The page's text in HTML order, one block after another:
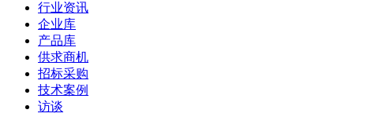
行业资讯
企业库
产品库
供求商机
招标采购
技术案例
访谈